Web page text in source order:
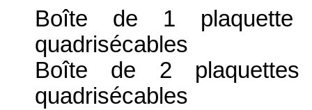
Boîte de 1 plaquette
quadrisécables
Boîte de 2 plaquettes
quadrisécables